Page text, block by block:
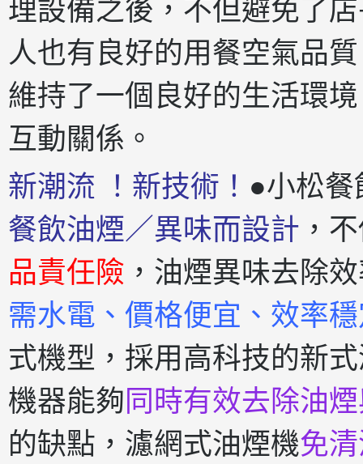
理設備之後，不但避免了
人也有良好的用餐空氣品
維持了一個良好的生活環
互動關係。
新潮流 ！新技術！ ●小松餐
餐飲油煙／異味而設計 ，
品責任險 ，油煙異味去除
需水電、價格便宜、效率
式機型，採用高科技的新
機器能夠 同時有效去除油
的缺點，濾網式油煙機免